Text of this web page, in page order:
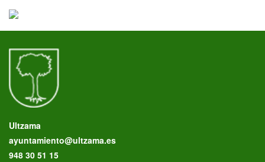
Ultzama
ayuntamiento@ultzama.es
948 30 51 15